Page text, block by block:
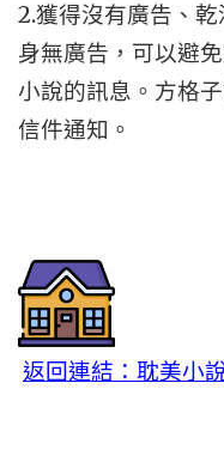
2.獲得沒有廣告、
身無廣告，可以避
小說的訊息。方格
信件通知。
返回連結：耽美小